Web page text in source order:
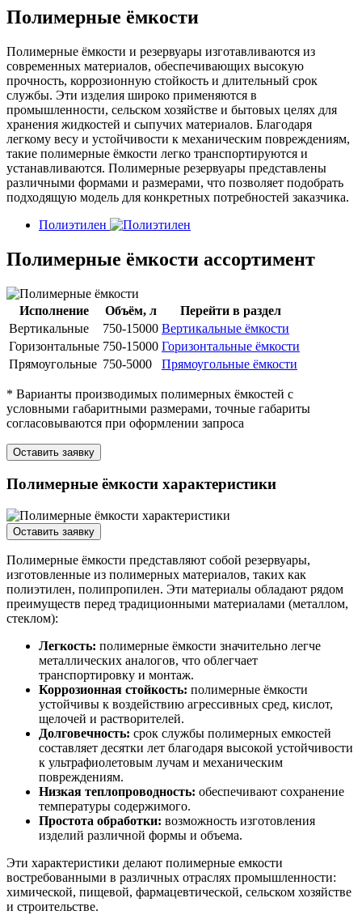
Полимерные ёмкости
Полимерные ёмкости и резервуары изготавливаются из
современных материалов, обеспечивающих высокую
прочность, коррозионную стойкость и длительный срок
службы. Эти изделия широко применяются в
промышленности, сельском хозяйстве и бытовых целях для
хранения жидкостей и сыпучих материалов. Благодаря
легкому весу и устойчивости к механическим повреждениям,
такие полимерные ёмкости легко транспортируются и
устанавливаются. Полимерные резервуары представлены
различными формами и размерами, что позволяет подобрать
подходящую модель для конкретных потребностей заказчика.
Полиэтилен
Полимерные ёмкости ассортимент
Исполнение Объём, л
Перейти в раздел
Вертикальные
750-15000 Вертикальные ёмкости
Горизонтальные 750-15000 Горизонтальные ёмкости
Прямоугольные 750-5000 Прямоугольные ёмкости
* Варианты производимых полимерных ёмкостей с
условными габаритными размерами, точные габариты
согласовываются при оформлении запроса
Оставить заявку
Полимерные ёмкости характеристики
Оставить заявку
Полимерные ёмкости представляют собой резервуары,
изготовленные из полимерных материалов, таких как
полиэтилен, полипропилен. Эти материалы обладают рядом
преимуществ перед традиционными материалами (металлом,
стеклом):
Легкость: полимерные ёмкости значительно легче
металлических аналогов, что облегчает
транспортировку и монтаж.
Коррозионная стойкость: полимерные ёмкости
устойчивы к воздействию агрессивных сред, кислот,
щелочей и растворителей.
Долговечность: срок службы полимерных емкостей
составляет десятки лет благодаря высокой устойчивости
к ультрафиолетовым лучам и механическим
повреждениям.
Низкая теплопроводность: обеспечивают сохранение
температуры содержимого.
Простота обработки: возможность изготовления
изделий различной формы и объема.
Эти характеристики делают полимерные емкости
востребованными в различных отраслях промышленности:
химической, пищевой, фармацевтической, сельском хозяйстве
и строительстве.